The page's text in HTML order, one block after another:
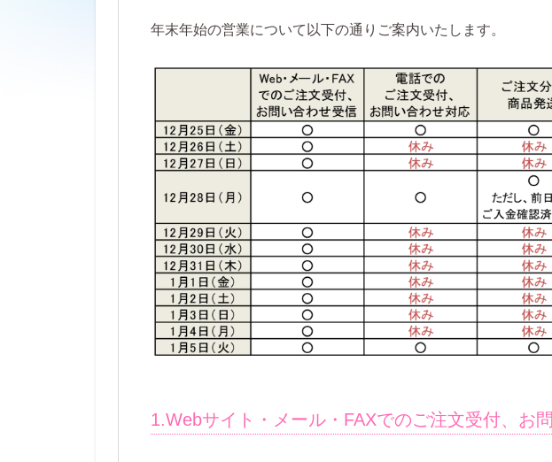
年末年始の営業について以下の通りご案内いたします。
1.Webサイト・メール・FAXでのご注文受付、お